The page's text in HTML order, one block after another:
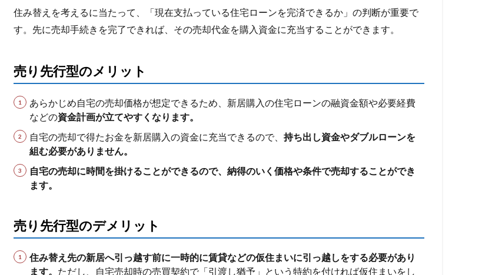
住み替えを考えるに当たって、「現在支払っている住宅ローンを完済できるか」の判断が重要で
す。先に売却手続きを完了できれば、その売却代金を購入資金に充当することができます。
売り先行型のメリット
あらかじめ自宅の売却価格が想定できるため、新居購入の住宅ローンの融資金額や必要経費
などの資金計画が立てやすくなります。
自宅の売却で得たお金を新居購入の資金に充当できるので、 持ち出し資金やダブルローンを
組む必要がありません。
自宅の売却に時間を掛けることができるので、納得のいく価格や条件で売却することができ
ます。
売り先行型のデメリット
住み替え先の新居へ引っ越す前に一時的に賃貸などの仮住まいに引っ越しをする必要があり
ます。 ただし、自宅売却時の売買契約で「引渡し猶予」という特約を付ければ仮住まいをし